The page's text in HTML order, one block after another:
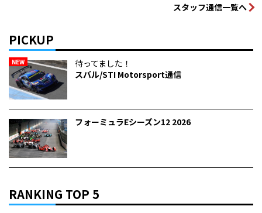
スタッフ通信一覧へ
PICKUP
NEW
待ってました！
スバル/STI Motorsport通信
フォーミュラEシーズン12 2026
RANKING TOP 5